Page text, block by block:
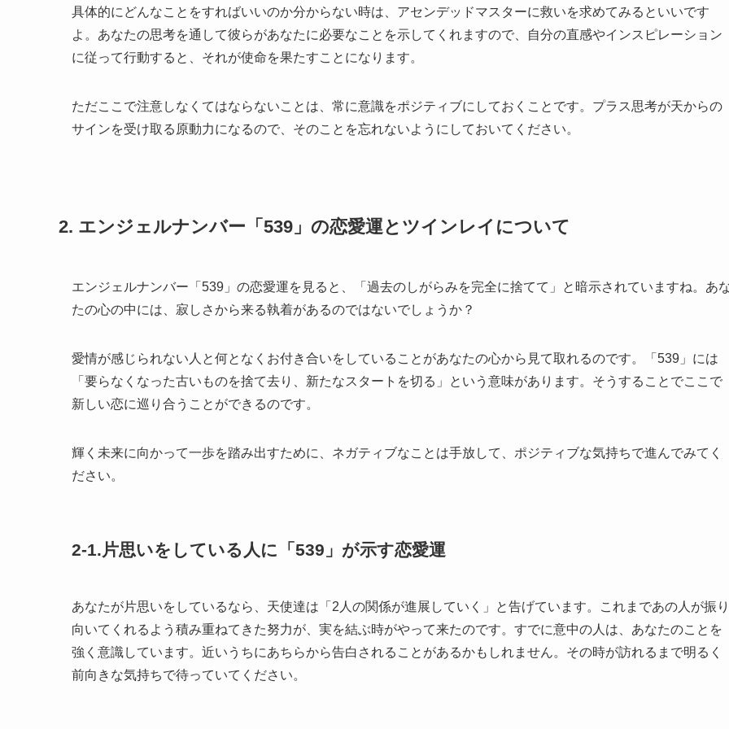
具体的にどんなことをすればいいのか分からない時は、アセンデッドマスターに救いを求めてみるといいです
よ。あなたの思考を通して彼らがあなたに必要なことを示してくれますので、自分の直感やインスピレーション
に従って行動すると、それが使命を果たすことになります。
ただここで注意しなくてはならないことは、常に意識をポジティブにしておくことです。プラス思考が天からの
サインを受け取る原動力になるので、そのことを忘れないようにしておいてください。
2. エンジェルナンバー「539」の恋愛運とツインレイについて
エンジェルナンバー「539」の恋愛運を見ると、「過去のしがらみを完全に捨てて」と暗示されていますね。あ
たの心の中には、寂しさから来る執着があるのではないでしょうか？
愛情が感じられない人と何となくお付き合いをしていることがあなたの心から見て取れるのです。「539」には
「要らなくなった古いものを捨て去り、新たなスタートを切る」という意味があります。そうすることでここで
新しい恋に巡り合うことができるのです。
輝く未来に向かって一歩を踏み出すために、ネガティブなことは手放して、ポジティブな気持ちで進んでみてく
ださい。
2-1.片思いをしている人に「539」が示す恋愛運
あなたが片思いをしているなら、天使達は「2人の関係が進展していく」と告げています。これまであの人が振り
向いてくれるよう積み重ねてきた努力が、実を結ぶ時がやって来たのです。すでに意中の人は、あなたのことを
強く意識しています。近いうちにあちらから告白されることがあるかもしれません。その時が訪れるまで明るく
前向きな気持ちで待っていてください。